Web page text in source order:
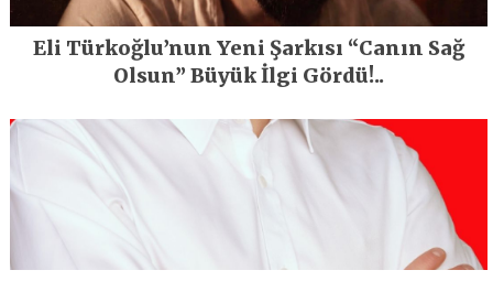
Eli Türkoğlu’nun Yeni Şarkısı “Canın Sağ
Olsun” Büyük İlgi Gördü!..